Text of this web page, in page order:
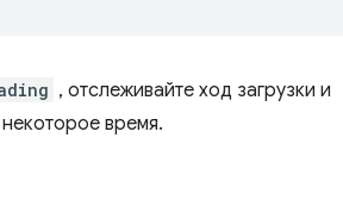
, отслеживайте ход загрузки и
время.